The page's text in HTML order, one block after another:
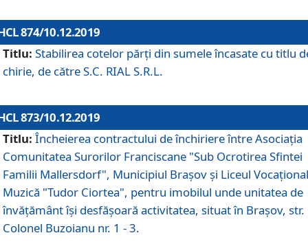
874/10.12.2019
Titlu: Stabilirea cotelor părți din sumele încasate cu titlu
chirie, de către S.C. RIAL S.R.L.
873/10.12.2019
Titlu: Încheierea contractului de închiriere între Asociația
Comunitatea Surorilor Franciscane "Sub Ocrotirea Sfintei
Familii Mallersdorf", Municipiul Braşov şi Liceul
Muzică "Tudor Ciortea", pentru imobilul unde unitatea de
învățământ îşi desfăşoară activitatea, situat în Braşov, str.
Colonel Buzoianu nr. 1 - 3.